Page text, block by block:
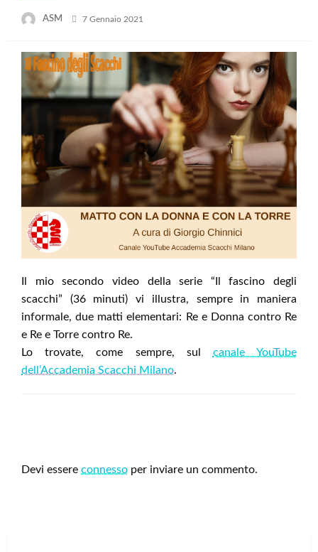
ASM
Posted
7 Gennaio 2021
Il mio secondo video della serie “Il fascino degli
scacchi” (36 minuti) vi illustra, sempre in maniera
informale, due matti elementari: Re e Donna contro Re
e Re e Torre contro Re.
Lo trovate, come sempre, sul canale YouTube
dell’Accademia Scacchi Milano.
Devi essere connesso per inviare un commento.